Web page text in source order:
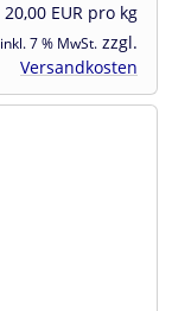
20,00 EUR pro kg
inkl. 7 % MwSt. zzgl.
Versandkosten